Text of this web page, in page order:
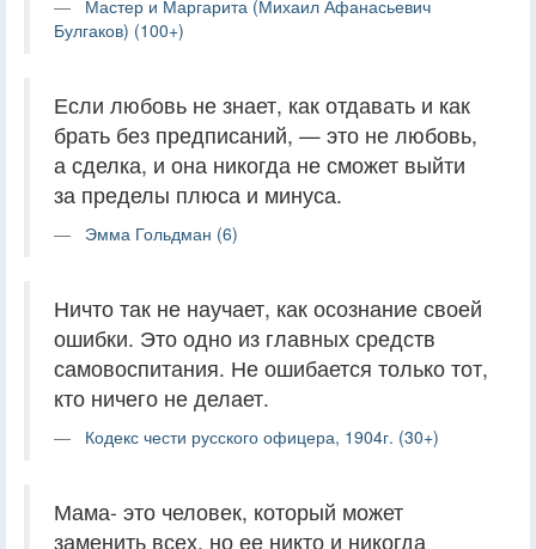
Мастер и Маргарита (Михаил Афанасьевич
Булгаков) (100+)
Если любовь не знает, как отдавать и как
брать без предписаний, — это не любовь,
а сделка, и она никогда не сможет выйти
за пределы плюса и минуса.
Эмма Гольдман (6)
Ничто так не научает, как осознание своей
ошибки. Это одно из главных средств
самовоспитания. Не ошибается только тот,
кто ничего не делает.
Кодекс чести русского офицера, 1904г. (30+)
Мама- это человек, который может
заменить всех, но ее никто и никогда